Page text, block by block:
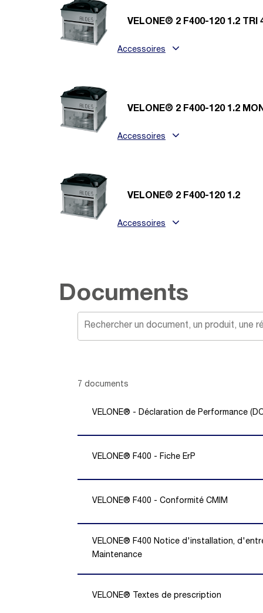
VELONE® 2 F400-120 1.2 TRI
Accessoires
VELONE® 2 F400-120 1.2
Accessoires
VELONE® 2 F400-120 1.2
Accessoires
Documents
Showing 1 -7
7 documents
VELONE® - Déclaration de Performance
VELONE® F400 - Fiche ErP
VELONE® F400 - Conformité CMIM
VELONE® F400 Notice d'installation,
Maintenance
VELONE® Textes de prescription